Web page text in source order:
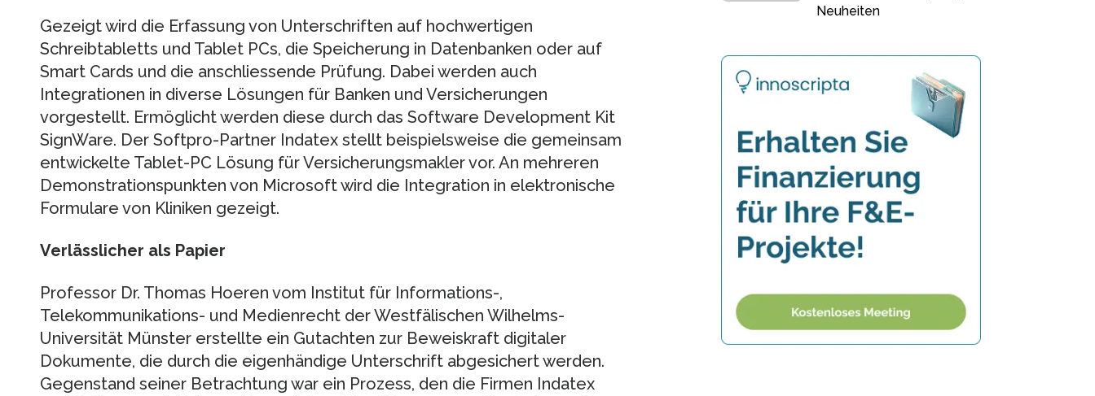
Gezeigt wird die Erfassung von Unterschriften auf hochwertigen
Schreibtabletts und Tablet PCs, die Speicherung in Datenbanken oder auf
Smart Cards und die anschliessende Prüfung. Dabei werden auch
Integrationen in diverse Lösungen für Banken und Versicherungen
vorgestellt. Ermöglicht werden diese durch das Software Development Kit
SignWare. Der Softpro-Partner Indatex stellt beispielsweise die gemeinsam
entwickelte Tablet-PC Lösung für Versicherungsmakler vor. An mehreren
Demonstrationspunkten von Microsoft wird die Integration in elektronische
Formulare von Kliniken gezeigt.
Verlässlicher als Papier
Professor Dr. Thomas Hoeren vom Institut für Informations-,
Telekommunikations- und Medienrecht der Westfälischen Wilhelms-
Universität Münster erstellte ein Gutachten zur Beweiskraft digitaler
Dokumente, die durch die eigenhändige Unterschrift abgesichert werden.
Gegenstand seiner Betrachtung war ein Prozess, den die Firmen Indatex
Neuheiten